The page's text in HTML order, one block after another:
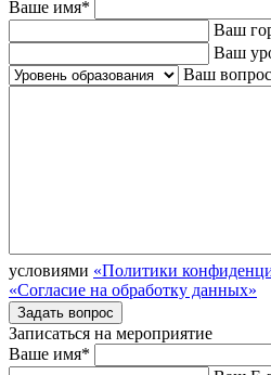
Ваше имя*
Ваш
Ваш
Ваш вопрос
условиями «Политики
«Согласие на обработку данных»
Записаться на мероприятие
Ваше имя*